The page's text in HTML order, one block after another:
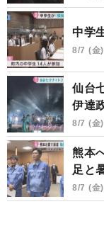
中学
8/7 (金
仙台
伊達
8/7 (金
熊本
足と
8/7 (金